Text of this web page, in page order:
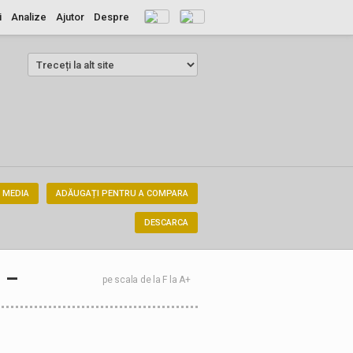
Despre
Ajutor
Analize
ADĂUGAȚI PENTRU A COMPARA
MEDIA
DESCARCA
– pe scala de la F la A+